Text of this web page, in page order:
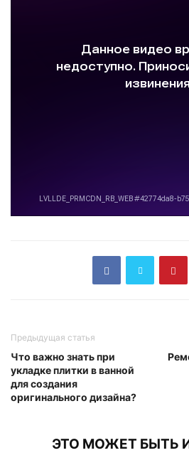
Предыдущая статья
Что важно знать при
укладке плитки в ванной
для создания
оригинального дизайна?
ЭТО МОЖЕТ БЫТЬ